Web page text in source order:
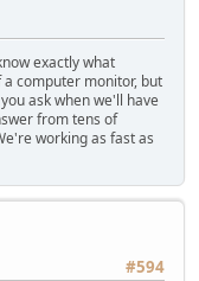
exactly what
computer monitor, but
ask when we'll have
from tens of
working as fast as
#594